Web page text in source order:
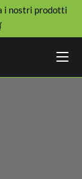
i nostri prodotti